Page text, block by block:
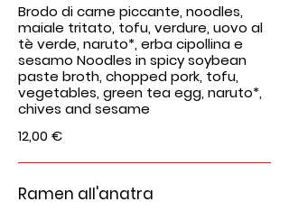
Brodo di carne piccante, noodles,
maiale tritato, tofu, verdure, uovo al
tè verde, naruto*, erba cipollina e
sesamo Noodles in spicy soybean
paste broth, chopped pork, tofu,
vegetables, green tea egg, naruto*,
chives and sesame
12,00 €
Ramen all'anatra